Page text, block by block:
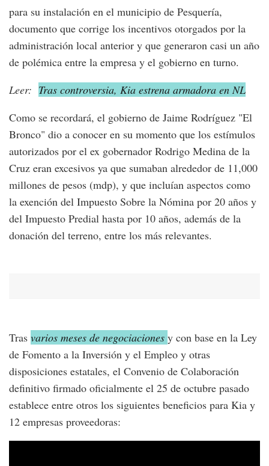
para su instalación en el municipio de Pesquería,
documento que corrige los incentivos otorgados por la
administración local anterior y que generaron casi un año
de polémica entre la empresa y el gobierno en turno.
Leer: Tras controversia, Kia estrena armadora en NL
Como se recordará, el gobierno de Jaime Rodríguez "El
Bronco" dio a conocer en su momento que los estímulos
autorizados por el ex gobernador Rodrigo Medina de la
Cruz eran excesivos ya que sumaban alrededor de 11,000
millones de pesos (mdp), y que incluían aspectos como
la exención del Impuesto Sobre la Nómina por 20 años y
del Impuesto Predial hasta por 10 años, además de la
donación del terreno, entre los más relevantes.
Tras varios meses de negociaciones y con base en la Ley
de Fomento a la Inversión y el Empleo y otras
disposiciones estatales, el Convenio de Colaboración
definitivo firmado oficialmente el 25 de octubre pasado
establece entre otros los siguientes beneficios para Kia y
12 empresas proveedoras: